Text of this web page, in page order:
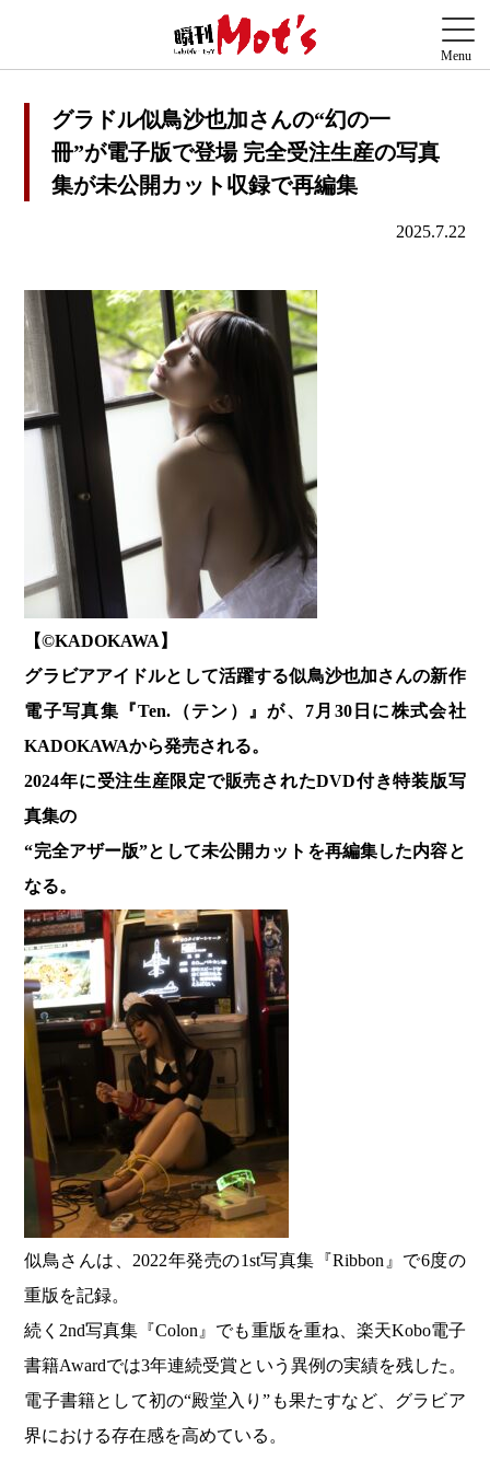
グラドル似鳥沙也加さんの“幻の一
冊”が電子版で登場 完全受注生産の写真
集が未公開カット収録で再編集
2025.7.22
【©️KADOKAWA】
グラビアアイドルとして活躍する似鳥沙也加さんの新作
電子写真集『Ten.（テン）』が、7月30日に株式会社
KADOKAWAから発売される。
2024年に受注生産限定で販売されたDVD付き特装版写
真集の
“完全アザー版”として未公開カットを再編集した内容と
なる。
似鳥さんは、2022年発売の1st写真集『Ribbon』で6度の
重版を記録。
続く2nd写真集『Colon』でも重版を重ね、楽天Kobo電子
書籍Awardでは3年連続受賞という異例の実績を残した。
電子書籍として初の“殿堂入り”も果たすなど、グラビア
界における存在感を高めている。